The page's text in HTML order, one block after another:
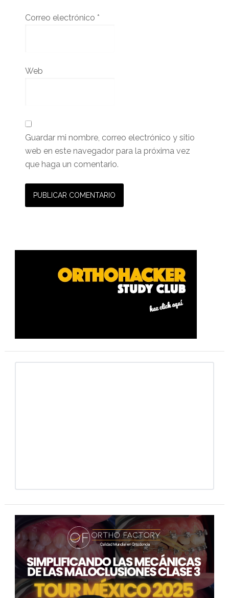
Correo electrónico *
Web
Guardar mi nombre, correo electrónico y sitio
web en este navegador para la próxima vez
que haga un comentario.
Barra
primaria